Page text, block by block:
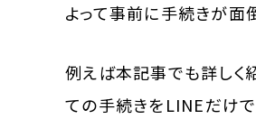
よって事前に手続きが面
例えば本記事でも詳しく
ての手続きをLINEだけで